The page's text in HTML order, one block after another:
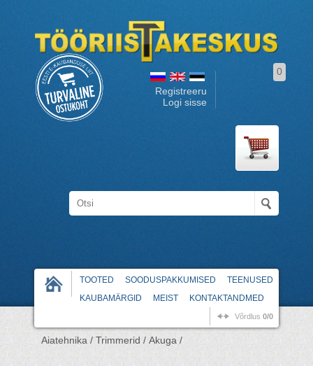
Registreeru
Logi sisse
0
TOOTED SOODUSPAKKUMISED
TEENUSED
KAUBAMÄRGID
MEIST KONTAKTANDMED
Võrdlus 0/0
Aiatehnika / Trimmerid / Akuga /